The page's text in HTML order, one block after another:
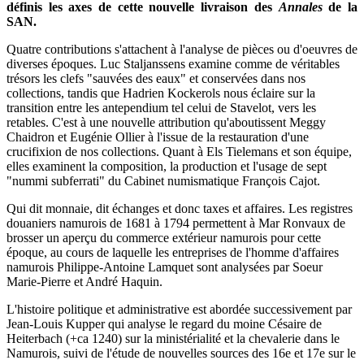
définis les axes de cette nouvelle livraison des Annalesde la
SAN.
Quatre contributions s'attachent à l'analyse de pièces ou d'oeuvres de
diverses époques. Luc Staljanssens examine comme de véritables
trésors les clefs "sauvées des eaux" et conservées dans nos
collections, tandis que Hadrien Kockerols nous éclaire sur la
transition entre les antependium tel celui de Stavelot, vers les
retables. C'est à une nouvelle attribution qu'aboutissent Meggy
Chaidron et Eugénie Ollier à l'issue de la restauration d'une
crucifixion de nos collections. Quant à Els Tielemans et son équipe,
elles examinent la composition, la production et l'usage de sept
"nummi subferrati" du Cabinet numismatique François Cajot.
Qui dit monnaie, dit échanges et donc taxes et affaires. Les registres
douaniers namurois de 1681 à 1794 permettent à Mar Ronvaux de
brosser un aperçu du commerce extérieur namurois pour cette
époque, au cours de laquelle les entreprises de l'homme d'affaires
namurois Philippe-Antoine Lamquet sont analysées par Soeur
Marie-Pierre et André Haquin.
L'histoire politique et administrative est abordée successivement par
Jean-Louis Kupper qui analyse le regard du moine Césaire de
Heiterbach (+ca 1240) sur la ministérialité et la chevalerie dans le
Namurois, suivi de l'étude de nouvelles sources des 16e et 17e sur le